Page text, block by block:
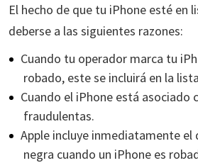
El hecho de que tu iPhone esté en
deberse a las siguientes razones:
Cuando tu operador marca tu
robado, este se incluirá en la
Cuando el iPhone está asociado
fraudulentas.
Apple incluye inmediatamente
negra cuando un iPhone es